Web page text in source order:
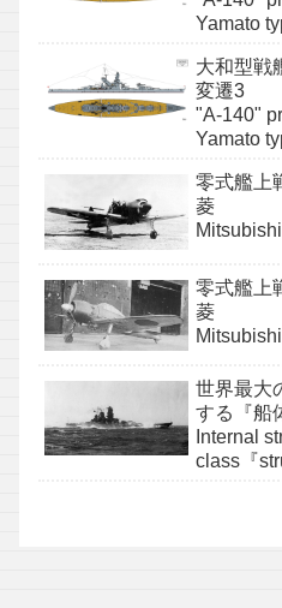
Yamato
大和型戦
変遷3
"A-140"
Yamato
零式艦上
菱
零式艦上
菱
世界最大
する『船
Internal
class『